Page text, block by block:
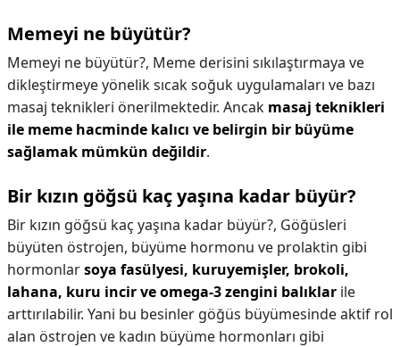
Memeyi ne büyütür?
Memeyi ne büyütür?, Meme derisini sıkılaştırmaya ve
dikleştirmeye yönelik sıcak soğuk uygulamaları ve bazı
masaj teknikleri önerilmektedir. Ancak masaj teknikleri
ile meme hacminde kalıcı ve belirgin bir büyüme
sağlamak mümkün değildir.
Bir kızın göğsü kaç yaşına kadar büyür?
Bir kızın göğsü kaç yaşına kadar büyür?, Göğüsleri
büyüten östrojen, büyüme hormonu ve prolaktin gibi
hormonlarsoya fasülyesi, kuruyemişler, brokoli,
lahana, kuru incir ve omega-3 zengini balıklar ile
arttırılabilir. Yani bu besinler göğüs büyümesinde aktif rol
alan östrojen ve kadın büyüme hormonları gibi